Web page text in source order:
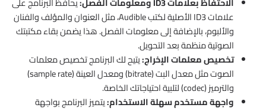
علامات ID3 الأصلية لكتب Audible، مثل العنوان والمؤلف والفنان
والألبوم، بالإضافة إلى معلومات الفصل. هذا يضمن بقاء مكتبتك
الصوتية منظمة بعد التحويل.
تخصيص معلمات الإخراج:يتيح لك البرنامج تخصيص معلمات
الصوت مثل معدل البت (bitrate) ومعدل العينة (sample rate)
والترميز (codec) لتلبية احتياجاتك الخاصة.
واجهة مستخدم سهلة الاستخدام:يتميز البرنامج بواجهة